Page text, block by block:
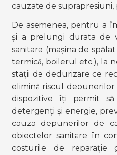
cauzate de suprapresiuni,
De asemenea, pentru a
și a prelungi durata de
sanitare (mașina de
termică, boilerul etc.), la
stații de dedurizare ce
elimină riscul depunerilor
dispozitive îți permit
detergenți și energie,
cauza depunerilor de
obiectelor sanitare în
costurile de reparație